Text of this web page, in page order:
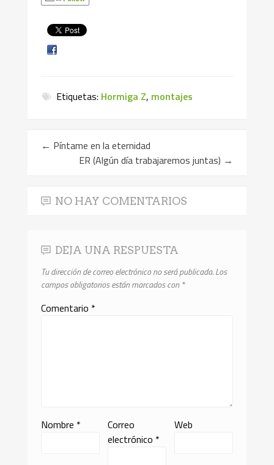
Etiquetas: Hormiga Z, montajes
← Píntame en la eternidad
ER (Algún día trabajaremos juntas) →
NO HAY COMENTARIOS
DEJA UNA RESPUESTA
Tu dirección de correo electrónico no será publicada.Los
campos obligatorios están marcados con *
Comentario *
Nombre *
Correo
electrónico *
Web